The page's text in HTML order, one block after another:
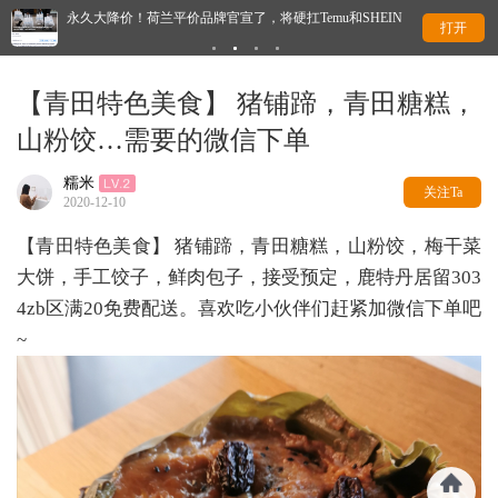
永久大降价！荷兰平价品牌官宣了，将硬扛Temu和SHEIN 爱
打开
【青田特色美食】 猪铺蹄，青田糖糕，
山粉饺…需要的微信下单
糯米
2020-12-10
关注Ta
【青田特色美食】 猪铺蹄，青田糖糕，山粉饺，梅干菜
大饼，手工饺子，鲜肉包子，接受预定，鹿特丹居留303
4zb区满20免费配送。喜欢吃小伙伴们赶紧加微信下单吧
~